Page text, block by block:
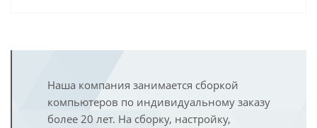
Наша компания занимается сборкой
компьютеров по индивидуальному заказу
более 20 лет. На сборку, настройку,